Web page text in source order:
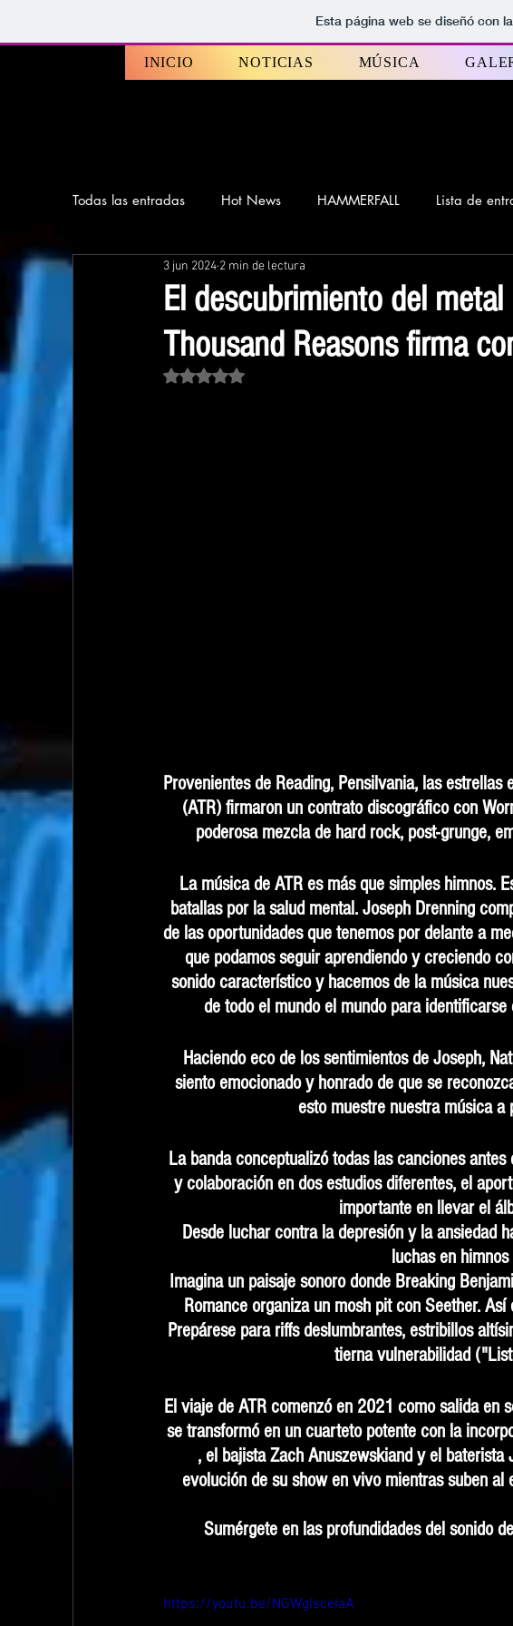
Esta página web se diseñó con
INICIO NOTICIAS MÚSICA
Todas las entradas Hot News HAMMERFALL Lista de
Top 10 Mejores album 2022 - ROCKVIP
Lanzamientos Entrevistas Los 20 mejores del 2024
El descubrimiento del
Thousand Reasons firma
3 jun 2024 2 min de lectura
Obtuvo NaN de 5 estrellas.
Provenientes de Reading, Pensilvania, las
(ATR) firmaron un contrato discográfico con
poderosa mezcla de hard rock, post-grunge,
La música de ATR es más que simples himnos.
batallas por la salud mental. Joseph Drenning
de las oportunidades que tenemos por delante a
que podamos seguir aprendiendo y creciendo
sonido característico y hacemos de la música
de todo el mundo el mundo para
Haciendo eco de los sentimientos de Joseph,
siento emocionado y honrado de que se
esto muestre nuestra música a
La banda conceptualizó todas las canciones
y colaboración en dos estudios diferentes, el
importante en llevar el
Desde luchar contra la depresión y la ansiedad
luchas en
Imagina un paisaje sonoro donde Breaking
Romance organiza un mosh pit con Seether.
Prepárese para riffs deslumbrantes, estribillos
tierna vulnerabilidad
El viaje de ATR comenzó en 2021 como salida en
se transformó en un cuarteto potente con la
, el bajista Zach Anuszewskiand y el baterista
evolución de su show en vivo mientras suben
Sumérgete en las profundidades del sonido
https://youtu.be/NGWgIsceIaA